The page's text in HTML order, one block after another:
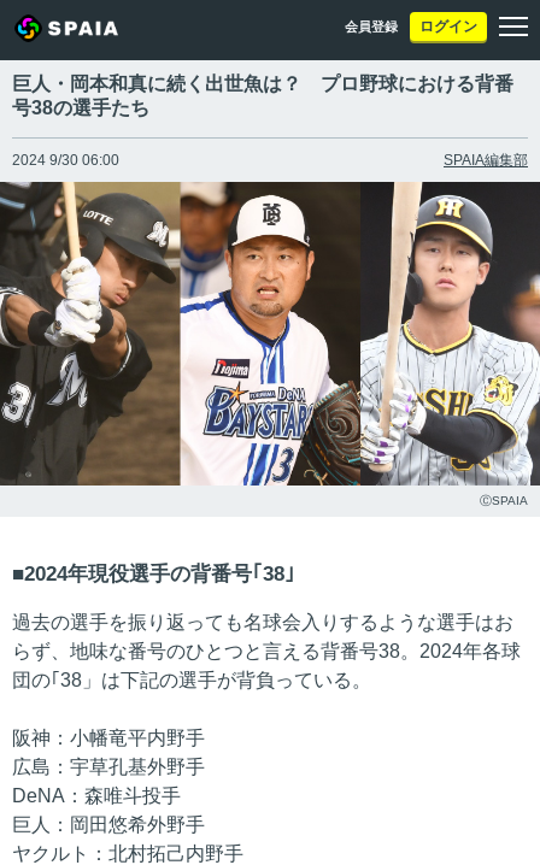
会員登録 ログイン
巨人・岡本和真に続く出世魚は？ プロ野球における背番
号38の選手たち
2024 9/30 06:00 SPAIA編集部
ⒸSPAIA
2024年現役選手の背番号｢38｣
過去の選手を振り返っても名球会入りするような選手はお
らず、地味な番号のひとつと言える背番号38。2024年各球
団の｢38」は下記の選手が背負っている。
阪神：小幡竜平内野手
広島：宇草孔基外野手
DeNA：森唯斗投手
巨人：岡田悠希外野手
ヤクルト：北村拓己内野手